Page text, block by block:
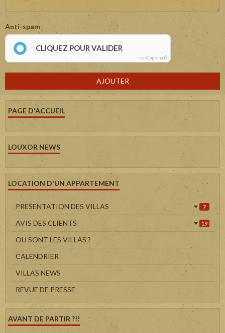
Anti-spam
CLIQUEZ POUR VALIDER
IconCaptcha ©
AJOUTER
PAGE D'ACCUEIL
LOUXOR NEWS
LOCATION D'UN APPARTEMENT
PRESENTATION DES VILLAS 7
AVIS DES CLIENTS 19
OU SONT LES VILLAS ?
CALENDRIER
VILLAS NEWS
REVUE DE PRESSE
AVANT DE PARTIR ?!!